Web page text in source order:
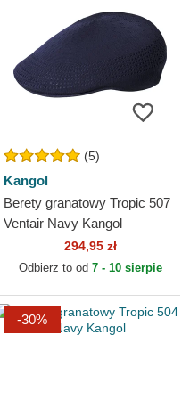
(5)
Kangol
Berety granatowy Tropic 507
Ventair Navy Kangol
294,95 zł
Odbierz to od 7 - 10 sierpie
-30%